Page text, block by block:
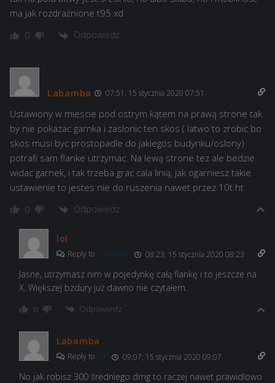
ma jak rozdrażnione t95 xd
0 Odpowiedz
Labamba 07:51, 15 stycznia 2020 07:51
Ustawiony w miescie pod ostrym kątem na prawą strone tak
by nie pokazac garnka i zaslonic ten skos ( latwo to zrobic bo
skos musi byc prostopadle do jakiegos budynku/oslony)
potrafi sam flanke utrzymac. Na lewą strone tez ale bedzie
widac garnek, i tak trzeba grac cala linią, jak ogarniesz takie
ustawienie to jestes nie do ruszenia nawet przez 10t ht
0 Odpowiedz
lol
Reply to Labamba 08:23, 15 stycznia 2020 08:23
Jasne, utrzymasz nim w pojedynkę całą flankę i to jeszcze na
X. Większej bzdury już dawno nie czytałem.
0 Odpowiedz
Labamba
Reply to lol 09:07, 15 stycznia 2020 09:07
No jak robisz 300 średniego dmg to raczej nawet prawidlowo